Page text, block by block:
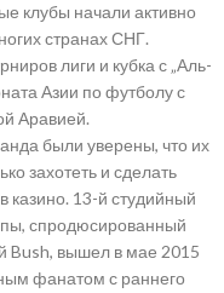
клубы начали активно
странах СНГ.
лиги и кубка с „Аль-
Азии по футболу с
Аравией.
были уверены, что их
захотеть и сделать
казино. 13-й студийный
спродюсированный
Bush, вышел в мае 2015
фанатом с раннего